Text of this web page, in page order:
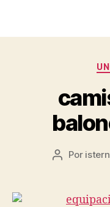
Autor
entrada
Por istern